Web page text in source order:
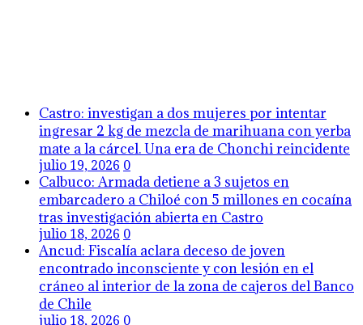
Castro: investigan a dos mujeres por intentar
ingresar 2 kg de mezcla de marihuana con yerba
mate a la cárcel. Una era de Chonchi reincidente
julio 19, 2026 0
Calbuco: Armada detiene a 3 sujetos en
embarcadero a Chiloé con 5 millones en cocaína
tras investigación abierta en Castro
julio 18, 2026 0
Ancud: Fiscalía aclara deceso de joven
encontrado inconsciente y con lesión en el
cráneo al interior de la zona de cajeros del Banco
de Chile
julio 18, 2026 0